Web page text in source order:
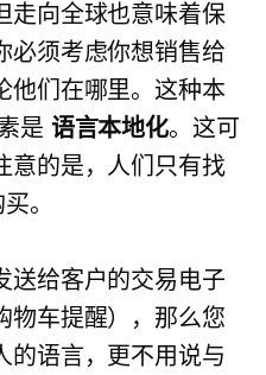
走向全球也意味着保
必须考虑你想销售给
他们在哪里。这种本
是 语言本地化。这可
意的是，人们只有找
。
送给客户的交易电子
物车提醒），那么您
的语言，更不用说与